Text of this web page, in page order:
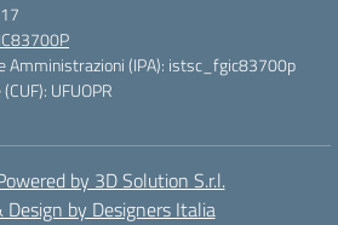
Amministrazioni (IPA): istsc_fgic83700p
UFUOPR
by 3D Solution S.r.l.
Design by Designers Italia